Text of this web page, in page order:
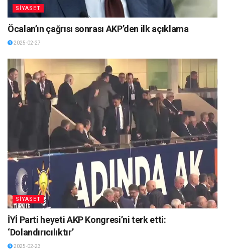
SİYASET
Öcalan’ın çağrısı sonrası AKP’den ilk açıklama
2025-02-27
SİYASET
İYİ Parti heyeti AKP Kongresi’ni terk etti:
‘Dolandırıcılıktır’
2025-02-23